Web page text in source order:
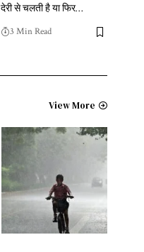
देरी से चलती है या फिर…
3 Min Read
View More